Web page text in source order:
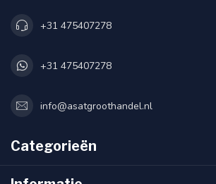
+31 475407278
+31 475407278
info@asatgroothandel.nl
Categorieën